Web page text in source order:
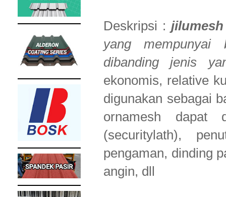
Deskripsi :
yang mempunyai
dibanding jenis
ekonomis, relative
digunakan sebagai
ornamesh dapat
(securitylath),
pengaman, dinding
angin, dll